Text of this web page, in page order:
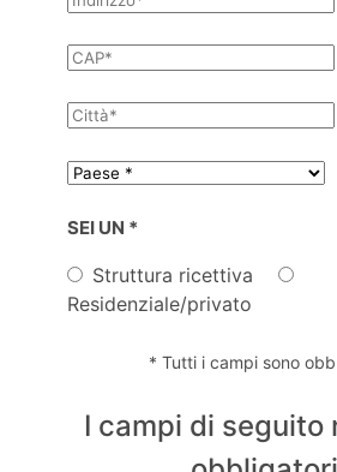
SEI UN *
Struttura ricettiva
Residenziale/privato
* Tutti i campi sono
I campi di seguito